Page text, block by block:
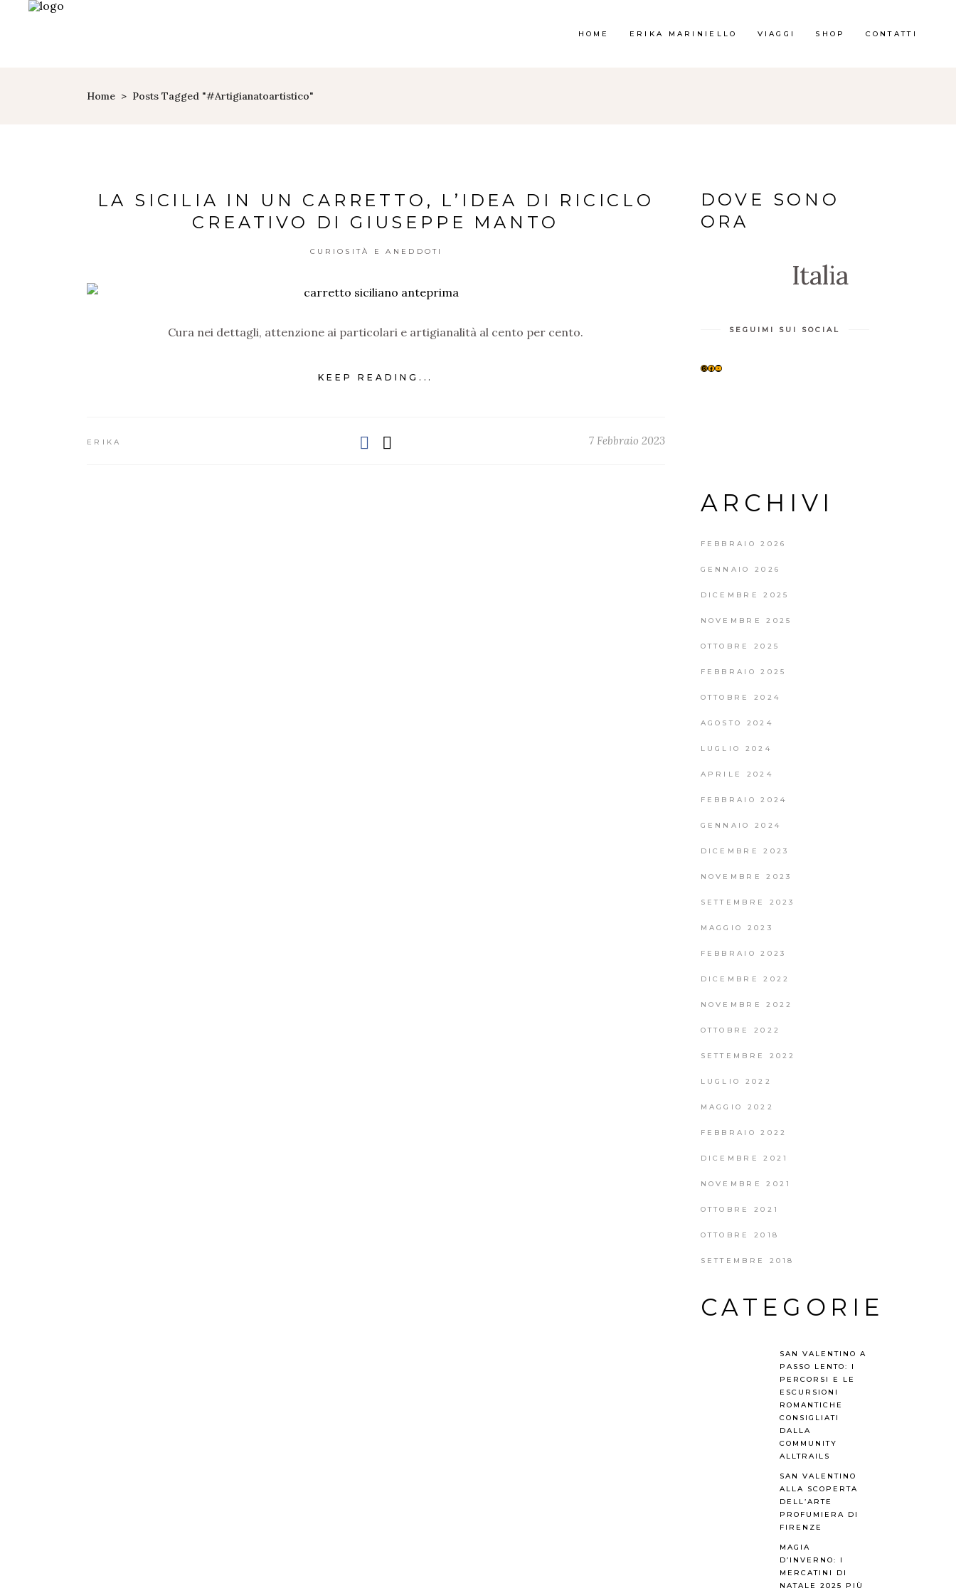
HOME ERIKA MARINIELLO VIAGGI SHOP CONTATTI
Home > Posts Tagged "#artigianatoartistico"
LA SICILIA IN UN CARRETTO, L’IDEA DI RICICLO
CREATIVO DI GIUSEPPE MANTO
CURIOSITÀ E ANEDDOTI
Cura nei dettagli, attenzione ai particolari e artigianalità al cento per cento.
KEEP READING...
ERIKA 7 Febbraio 2023
DOVE SONO
ORA
Italia
SEGUIMI SUI SOCIAL
INSTAGRAM
FACEBOOK
YOUTUBE
ARCHIVI
FEBBRAIO 2026
GENNAIO 2026
DICEMBRE 2025
NOVEMBRE 2025
OTTOBRE 2025
FEBBRAIO 2025
OTTOBRE 2024
AGOSTO 2024
LUGLIO 2024
APRILE 2024
FEBBRAIO 2024
GENNAIO 2024
DICEMBRE 2023
NOVEMBRE 2023
SETTEMBRE 2023
MAGGIO 2023
FEBBRAIO 2023
DICEMBRE 2022
NOVEMBRE 2022
OTTOBRE 2022
SETTEMBRE 2022
LUGLIO 2022
MAGGIO 2022
FEBBRAIO 2022
DICEMBRE 2021
NOVEMBRE 2021
OTTOBRE 2021
OTTOBRE 2018
SETTEMBRE 2018
CATEGORIE
SAN VALENTINO A
PASSO LENTO: I
PERCORSI E LE
ESCURSIONI
ROMANTICHE
CONSIGLIATI
DALLA
COMMUNITY
ALLTRAILS
SAN VALENTINO
ALLA SCOPERTA
DELL’ARTE
PROFUMIERA DI
FIRENZE
MAGIA
D’INVERNO: I
MERCATINI DI
NATALE 2025 PIÙ